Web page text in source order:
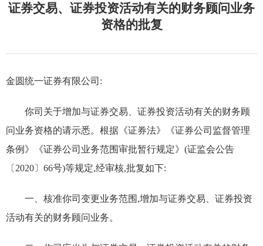
证券交易、证券投资活动有关的财务顾问业务
资格的批复
金圆统一证券有限公司 :
你司 关于增加与证券交易、证券投资活动有关的财务顾
问业务资格的请示悉。根据《证券法》《证券公司监督管理
条例》《证券公司业务范围审批暂行规定》(证监会公告
〔2020〕 66号)等规定,经审核,批复如下:
一、核准你司变更业务范围,增加与证券交易、证券投资
活动有关的财务顾问业务。